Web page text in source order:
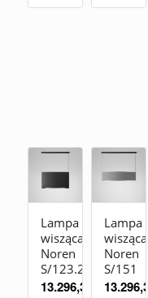
Lampa
wisząca
Noren
S/123.2
13.296,30
Lampa
wisząca
Noren
S/151
13.296,30